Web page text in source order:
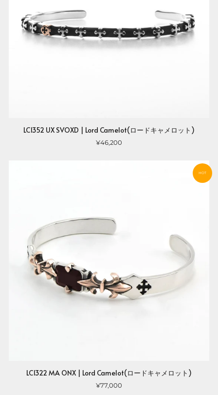
LC1352 UX SVOXD | Lord Camelot(ロードキャメロット)
¥46,200
HOT
LC1322 MA ONX | Lord Camelot(ロードキャメロット)
¥77,000